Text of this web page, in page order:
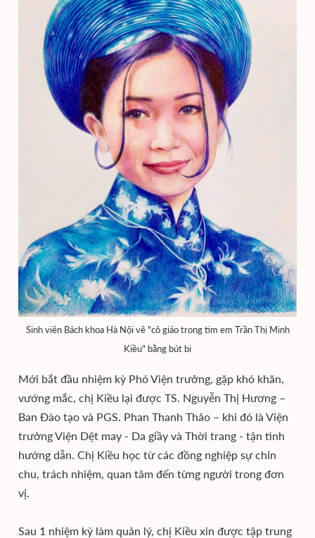
Sinh viên Bách khoa Hà Nội vẽ "cô giáo trong tim em Trần Thị Minh
Kiều" bằng bút bi
Mới bắt đầu nhiệm kỳ Phó Viện trưởng, gặp khó khăn,
vướng mắc, chị Kiều lại được TS. Nguyễn Thị Hương –
Ban Đào tạo và PGS. Phan Thanh Thảo – khi đó là Viện
trưởng Viện Dệt may - Da giầy và Thời trang - tận tình
hướng dẫn. Chị Kiều học từ các đồng nghiệp sự chỉn
chu, trách nhiệm, quan tâm đến từng người trong đơn
vị.
Sau 1 nhiệm kỳ làm quản lý, chị Kiều xin được tập trung